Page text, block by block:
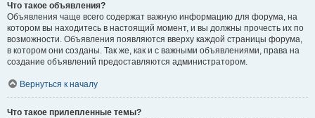
Что такое объявления?
Объявления чаще всего содержат важную информацию для форума, на
котором вы находитесь в настоящий момент, и вы должны прочесть их по
возможности. Объявления появляются вверху каждой страницы форума,
в котором они созданы. Так же, как и с важными объявлениями, права на
создание объявлений предоставляются администратором.
Вернуться к началу
Что такое прилепленные темы?